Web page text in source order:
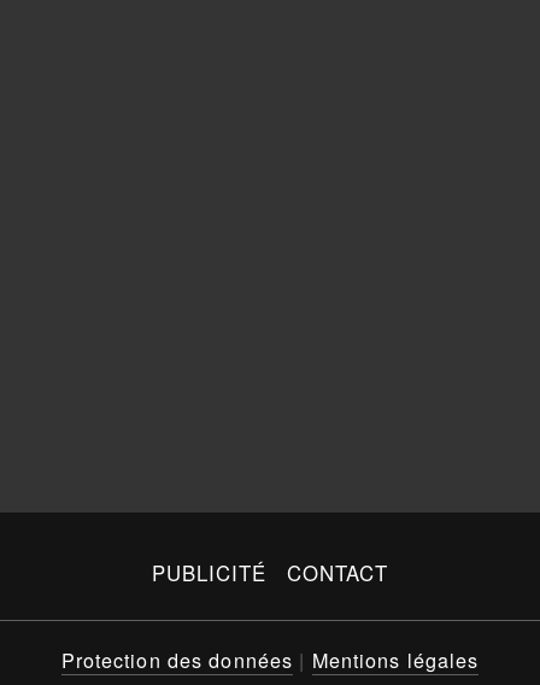
PUBLICITÉ CONTACT
Protection des données | Mentions légales